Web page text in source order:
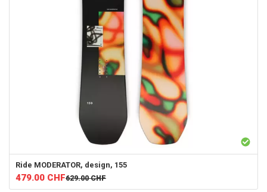
Ride MODERATOR, design, 155
479.00 CHF629.00 CHF